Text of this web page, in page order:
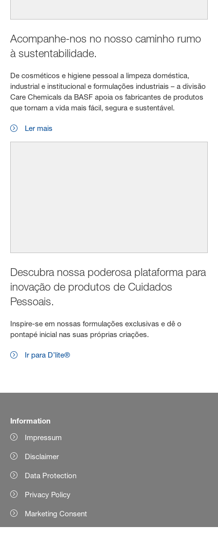
Acompanhe-nos no nosso caminho rumo
à sustentabilidade.
De cosméticos e higiene pessoal a limpeza doméstica,
industrial e institucional e formulações industriais – a divisão
Care Chemicals da BASF apoia os fabricantes de produtos
que tornam a vida mais fácil, segura e sustentável.
Ler mais
Descubra nossa poderosa plataforma para
inovação de produtos de Cuidados
Pessoais.
Inspire-se em nossas formulações exclusivas e dê o
pontapé inicial nas suas próprias criações.
Ir para D’lite®
Information
Impressum
Disclaimer
Data Protection
Privacy Policy
Marketing Consent